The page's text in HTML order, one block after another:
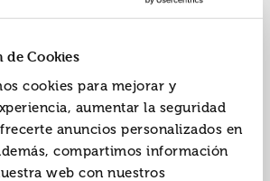
Cookies
cookies para mejorar y
aumentar la seguridad
anuncios personalizados en
compartimos información
web con nuestros
Tragedias de william
Autor:Shakespeare,
William